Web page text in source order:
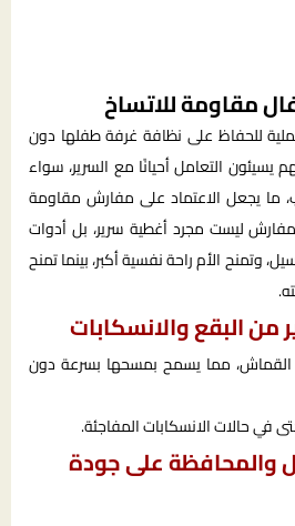
مقاومة للاتساخ
للحفاظ على نظافة غرفة طفلها دون
يسيئون التعامل أحيانًا مع السرير، سواء
ما يجعل الاعتماد على مفارش مقاومة
ليست مجرد أغطية سرير، بل أدوات
وتمنح الأم راحة نفسية أكبر، بينما تمنح
من البقع والانسكابات
القماش، مما يسمح بمسحها بسرعة دون
في حالات الانسكابات المفاجئة.
والمحافظة على جودة